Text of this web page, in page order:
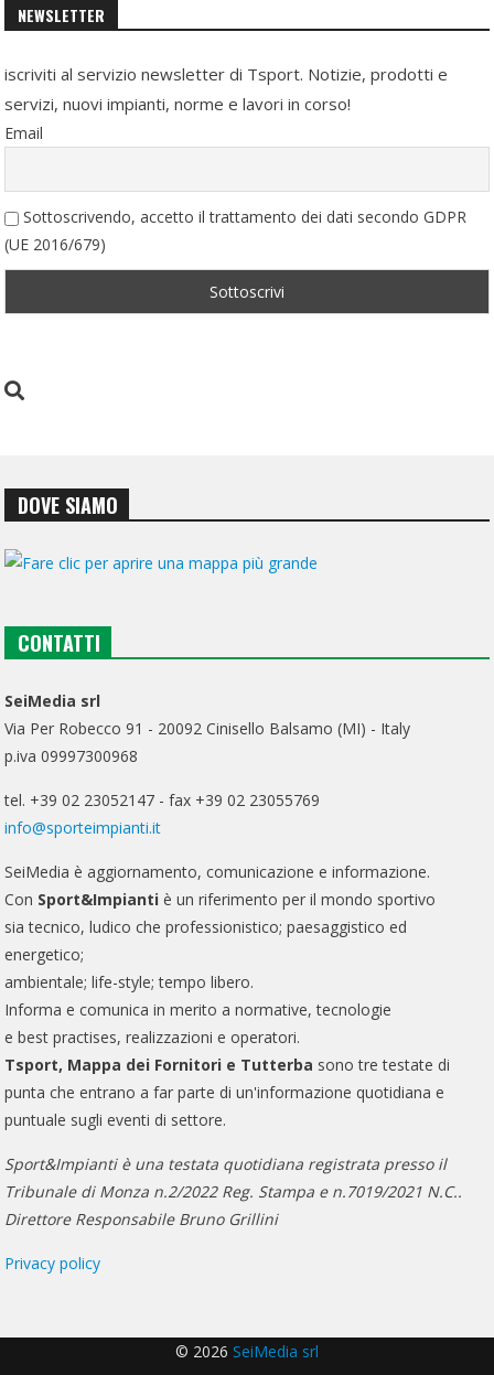
NEWSLETTER
iscriviti al servizio newsletter di Tsport. Notizie, prodotti e
servizi, nuovi impianti, norme e lavori in corso!
Email
Sottoscrivendo, accetto il trattamento dei dati secondo GDPR
(UE 2016/679)
DOVE SIAMO
CONTATTI
SeiMedia srl
Via Per Robecco 91 - 20092 Cinisello Balsamo (MI) - Italy
p.iva 09997300968
tel. +39 02 23052147 - fax +39 02 23055769
info@sporteimpianti.it
SeiMedia è aggiornamento, comunicazione e informazione.
Con Sport&Impianti è un riferimento per il mondo sportivo
sia tecnico, ludico che professionistico; paesaggistico ed
energetico;
ambientale; life-style; tempo libero.
Informa e comunica in merito a normative, tecnologie
e best practises, realizzazioni e operatori.
Tsport, Mappa dei Fornitori e Tutterba sono tre testate di
punta che entrano a far parte di un'informazione quotidiana e
puntuale sugli eventi di settore.
Sport&Impianti è una testata quotidiana registrata presso il
Tribunale di Monza n.2/2022 Reg. Stampa e n.7019/2021 N.C..
Direttore Responsabile Bruno Grillini
Privacy policy
© 2026 SeiMedia srl